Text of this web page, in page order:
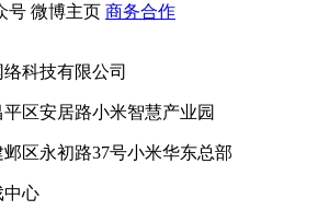
号 微博主页 商务合作
科技有限公司
区安居路小米智慧产业园
区永初路37号小米华东总部
中心